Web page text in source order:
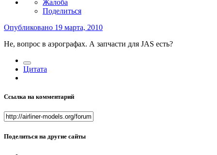
Жалоба
Поделиться
Опубликовано 19 марта, 2010
Не, вопрос в аэрографах. А запчасти для JAS есть?
Цитата
Ссылка на комментарий
Поделиться на другие сайты